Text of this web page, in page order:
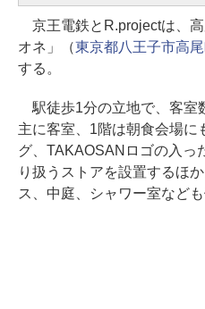
京王電鉄とR.projectは、
オネ」（東京都八王子市高
する。
駅徒歩1分の立地で、客室
主に客室、1階は朝食会場に
グ、TAKAOSANロゴの入っ
り扱うストアを設置するほ
ス、中庭、シャワー室なども